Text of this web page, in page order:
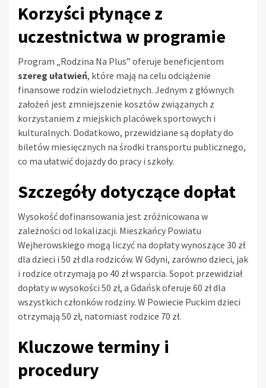
Korzyści płynące z
uczestnictwa w programie
Program „Rodzina Na Plus” oferuje beneficjentom
szereg ułatwień, które mają na celu odciążenie
finansowe rodzin wielodzietnych. Jednym z głównych
założeń jest zmniejszenie kosztów związanych z
korzystaniem z miejskich placówek sportowych i
kulturalnych. Dodatkowo, przewidziane są dopłaty do
biletów miesięcznych na środki transportu publicznego,
co ma ułatwić dojazdy do pracy i szkoły.
Szczegóły dotyczące dopłat
Wysokość dofinansowania jest zróżnicowana w
zależności od lokalizacji. Mieszkańcy Powiatu
Wejherowskiego mogą liczyć na dopłaty wynoszące 30 zł
dla dzieci i 50 zł dla rodziców. W Gdyni, zarówno dzieci, jak
i rodzice otrzymają po 40 zł wsparcia. Sopot przewidział
dopłaty w wysokości 50 zł, a Gdańsk oferuje 60 zł dla
wszystkich członków rodziny. W Powiecie Puckim dzieci
otrzymają 50 zł, natomiast rodzice 70 zł.
Kluczowe terminy i
procedury